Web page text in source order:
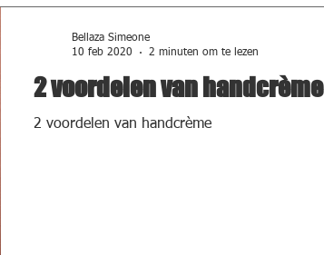
2 voordelen van handcrème
2 voordelen van handcrème
Bellaza Simeone
10 feb 2020
2 minuten om te lezen